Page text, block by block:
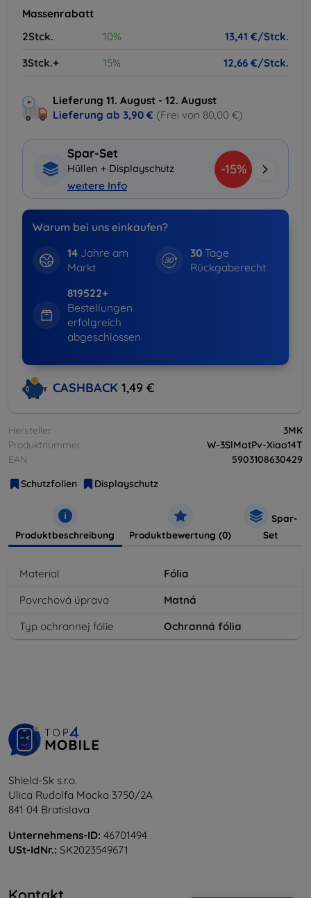
Massenrabatt
2Stck.
10%
13,41 €/Stck.
3Stck.+
15% 12,66 €/Stck.
Lieferung 11. August - 12. August
Lieferung ab 3,90 € (Frei von 80,00 €)
Spar-Set
Hüllen + Displayschutz
weitere Info
-15%
Warum bei uns einkaufen?
14Jahre am
Markt
30 Tage
Rückgaberecht
819522+
Bestellungen
erfolgreich
abgeschlossen
CASHBACK 1,49 €
Hersteller
3MK
Produktnummer
W-3SlMatPv-Xiao14T
EAN
5903108630429
Schutzfolien
Displayschutz
Produktbeschreibung Produktbewertung (0)
Spar-
Set
Material
Fólia
Povrchová úprava
Matná
Typ ochrannej fólie
Ochranná fólia
Shield-Sk s.r.o.
Ulica Rudolfa Mocka 3750/2A
841 04 Bratislava
Unternehmens-ID: 46701494
USt-IdNr.: SK2023549671